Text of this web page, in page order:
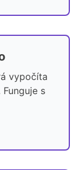
vypočíta
s